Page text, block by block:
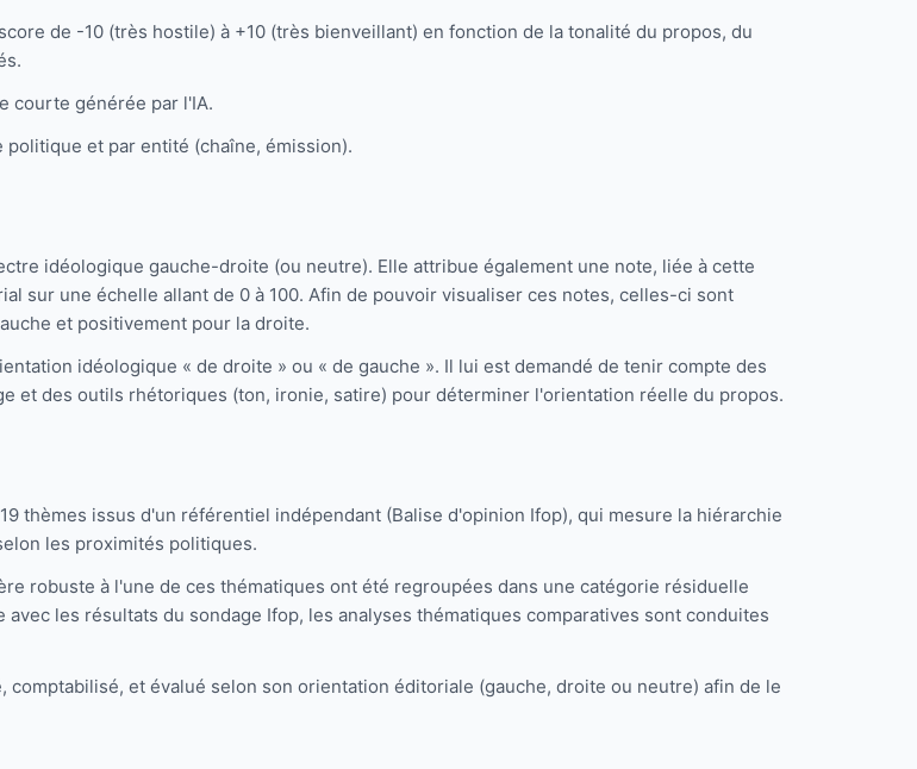
de -10 (très hostile) à +10 (très bienveillant) en fonction de la tonalité du propos, du
courte générée par l'IA.
et par entité (chaîne, émission).
idéologique gauche-droite (ou neutre). Elle attribue également une note, liée à cette
sur une échelle allant de 0 à 100. Afin de pouvoir visualiser ces notes, celles-ci sont
et positivement pour la droite.
idéologique « de droite » ou « de gauche ». Il lui est demandé de tenir compte des
et des outils rhétoriques (ton, ironie, satire) pour déterminer l'orientation réelle du propos.
thèmes issus d'un référentiel indépendant (Balise d'opinion Ifop), qui mesure la hiérarchie
les proximités politiques.
robuste à l'une de ces thématiques ont été regroupées dans une catégorie résiduelle
les résultats du sondage Ifop, les analyses thématiques comparatives sont conduites
et évalué selon son orientation éditoriale (gauche, droite ou neutre) afin de le